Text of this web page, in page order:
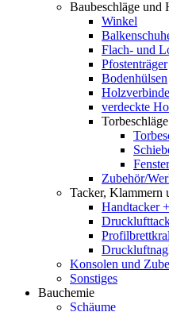
Baubeschläge und
Winkel
Flach- und
Pfostenträger
Bodenhülsen
verdeckte
Torbeschläge
Zubehör/
Tacker, Klammern
Handtacker
Konsolen und
Sonstiges
Bauchemie
Schäume